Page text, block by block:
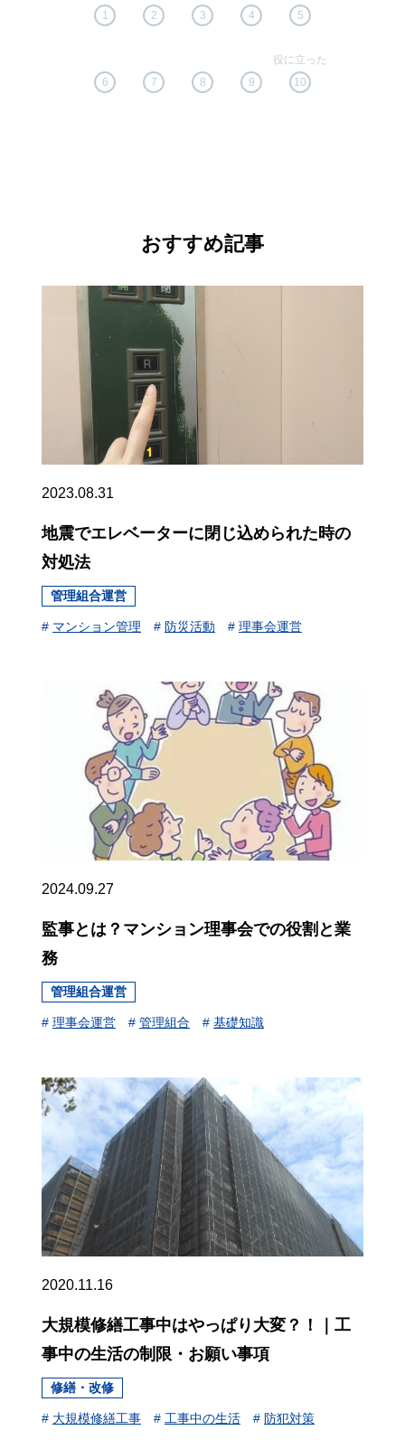
1 2 3 4 5
6 7 8 9 10
おすすめ記事
2023.08.31
地震でエレベーターに閉じ込められた時の
対処法
管理組合運営
# マンション管理 # 防災活動 # 理事会運営
2024.09.27
監事とは？マンション理事会での役割と業
務
管理組合運営
# 理事会運営 # 管理組合 # 基礎知識
2020.11.16
大規模修繕工事中はやっぱり大変？！｜工
事中の生活の制限・お願い事項
修繕・改修
# 大規模修繕工事 # 工事中の生活 # 防犯対策